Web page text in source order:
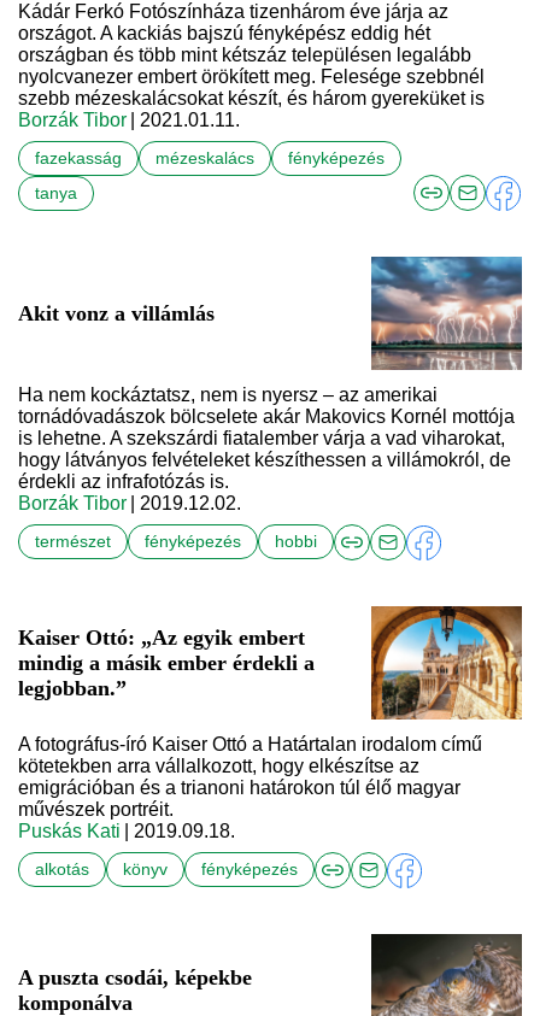
Kádár Ferkó Fotószínháza tizenhárom éve járja az
országot. A kackiás bajszú fényképész eddig hét
országban és több mint kétszáz településen legalább
nyolcvanezer embert örökített meg. Felesége szebbnél
szebb mézeskalácsokat készít, és három gyereküket is
Borzák Tibor
| 2021.01.11.
fazekasság mézeskalács
fényképezés
tanya
Akit vonz a villámlás
Ha nem kockáztatsz, nem is nyersz – az amerikai
tornádóvadászok bölcselete akár Makovics Kornél mottója
is lehetne. A szekszárdi fiatalember várja a vad viharokat,
hogy látványos felvételeket készíthessen a villámokról, de
érdekli az infrafotózás is.
Borzák Tibor
| 2019.12.02.
természet fényképezés hobbi
Kaiser Ottó: „Az egyik embert
mindig a másik ember érdekli a
legjobban.”
A fotográfus-író Kaiser Ottó a Határtalan irodalom című
kötetekben arra vállalkozott, hogy elkészítse az
emigrációban és a trianoni határokon túl élő magyar
művészek portréit.
Puskás Kati
| 2019.09.18.
alkotás könyv fényképezés
A puszta csodái, képekbe
komponálva